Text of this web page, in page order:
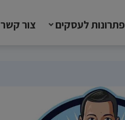
פתרונות לעסקים צור קשר